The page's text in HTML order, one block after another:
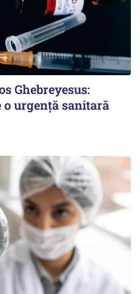
Ghebreyesus:
o urgenţă sanitară